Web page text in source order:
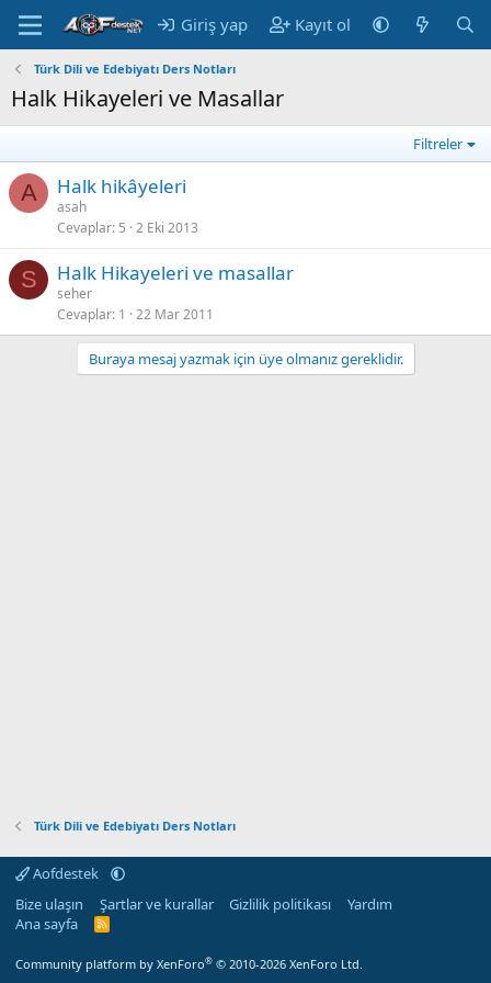
Giriş yap Kayıt ol
Türk Dili ve Edebiyatı Ders Notları
Halk Hikayeleri ve Masallar
Filtreler
A Halk hikâyeleri
asah
Cevaplar 5 2 Eki 2013
S Halk Hikayeleri ve masallar
seher
Cevaplar 1 22 Mar 2011
Buraya mesaj yazmak için üye olmanız gereklidir.
Türk Dili ve Edebiyatı Ders Notları
Aofdestek
Bize ulaşın
Şartlar ve kurallar Gizlilik politikası
Yardım
Ana sayfa
R
Community platform by XenForo® © 2010-2026 XenForo Ltd.